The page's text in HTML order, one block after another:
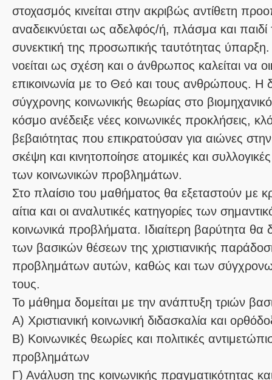
στοχασμός κινείται στην ακριβώς αντίθετη
αναδεικνύεται ως αδελφός/ή, πλάσμα και
συνεκτική της προσωπικής ταυτότητας
νοείται ως σχέση και ο άνθρωπος καλείται να
επικοινωνία με το Θεό και τους ανθρώπους. Η
σύγχρονης κοινωνικής θεωρίας στο
κόσμο ανέδειξε νέες κοινωνικές προκλήσεις,
βεβαιότητας που επικρατούσαν για αιώνες στην
σκέψη και κινητοποίησε ατομικές και
των κοινωνικών προβλημάτων.
Στο πλαίσιο του μαθήματος θα εξεταστούν με
αίτια και οι αναλυτικές κατηγορίες των
κοινωνικά προβλήματα. Ιδιαίτερη βαρύτητα θα
των βασικών θέσεων της χριστιανικής
προβλημάτων αυτών, καθώς και των
τους.
Το μάθημα δομείται με την ανάπτυξη τριών
Α) Χριστιανική κοινωνική διδασκαλία και
Β) Κοινωνικές θεωρίες και πολιτικές
προβλημάτων
Γ) Ανάλυση της κοινωνικής πραγματικότητας